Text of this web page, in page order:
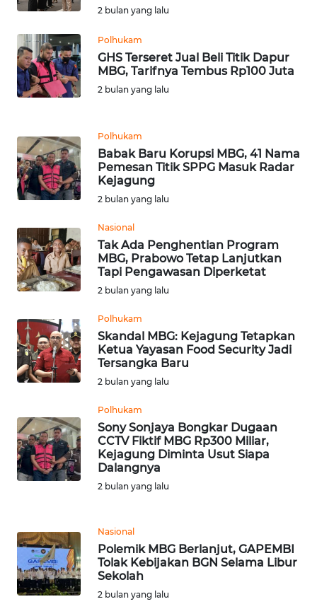
2 bulan yang lalu
Polhukam
GHS Terseret Jual Beli Titik Dapur
MBG, Tarifnya Tembus Rp100 Juta
2 bulan yang lalu
Polhukam
Babak Baru Korupsi MBG, 41 Nama
Pemesan Titik SPPG Masuk Radar
Kejagung
2 bulan yang lalu
Nasional
Tak Ada Penghentian Program
MBG, Prabowo Tetap Lanjutkan
Tapi Pengawasan Diperketat
2 bulan yang lalu
Polhukam
Skandal MBG: Kejagung Tetapkan
Ketua Yayasan Food Security Jadi
Tersangka Baru
2 bulan yang lalu
Polhukam
Sony Sonjaya Bongkar Dugaan
CCTV Fiktif MBG Rp300 Miliar,
Kejagung Diminta Usut Siapa
Dalangnya
2 bulan yang lalu
Nasional
Polemik MBG Berlanjut, GAPEMBI
Tolak Kebijakan BGN Selama Libur
Sekolah
2 bulan yang lalu
DANAU
WN
NIAS
WN
TAPANULI
SELATAN
WN
TANJUNG
LESUNG
WN
SIMALUNGUN
LABUHANBATU
WN
TAPANULI
SERDANG
WN
TEBING